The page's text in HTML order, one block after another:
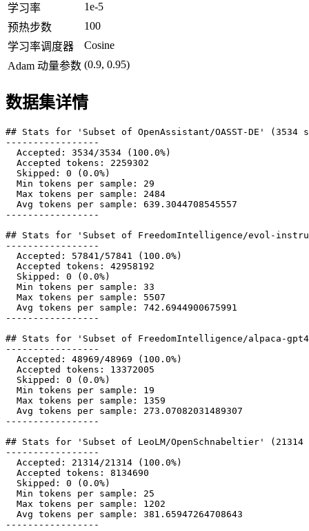
学习率
1e-5
预热步数
100
学习率调度器
Cosine
Adam 动量参数 (0.9, 0.95)
数据集详情
## Stats for 'Subset of OpenAssistant/OASST-DE' (3534
-----------------
  Accepted: 3534/3534 (100.0%)
  Accepted tokens: 2259302
  Skipped: 0 (0.0%)
  Min tokens per sample: 29
  Max tokens per sample: 2484
  Avg tokens per sample: 639.3044708545557
-----------------
## Stats for 'Subset of FreedomIntelligence/evol-
-----------------
  Accepted: 57841/57841 (100.0%)
  Accepted tokens: 42958192
  Skipped: 0 (0.0%)
  Min tokens per sample: 33
  Max tokens per sample: 5507
  Avg tokens per sample: 742.6944900675991
-----------------
## Stats for 'Subset of FreedomIntelligence/alpaca-
-----------------
  Accepted: 48969/48969 (100.0%)
  Accepted tokens: 13372005
  Skipped: 0 (0.0%)
  Min tokens per sample: 19
  Max tokens per sample: 1359
  Avg tokens per sample: 273.07082031489307
-----------------
## Stats for 'Subset of LeoLM/OpenSchnabeltier' (21314
-----------------
  Accepted: 21314/21314 (100.0%)
  Accepted tokens: 8134690
  Skipped: 0 (0.0%)
  Min tokens per sample: 25
  Max tokens per sample: 1202
  Avg tokens per sample: 381.65947264708643
-----------------